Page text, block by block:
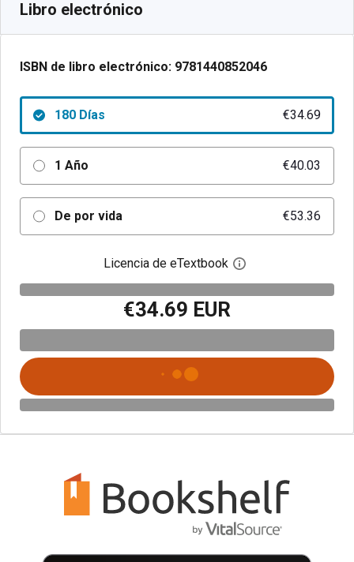
Libro electrónico
ISBN de libro electrónico: 9781440852046
180 Días €34.69
1 Año €40.03
De por vida €53.36
Licencia de eTextbook Abre el cuadro de
€34.69 EUR